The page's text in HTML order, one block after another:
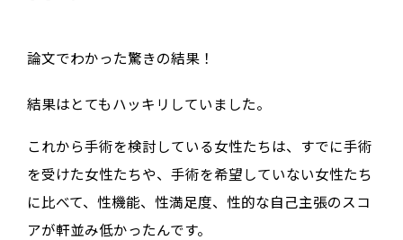
論文でわかった驚きの結果！
結果はとてもハッキリしていました。
これから手術を検討している女性たちは、すでに手術
を受けた女性たちや、手術を希望していない女性たち
に比べて、性機能、性満足度、性的な自己主張のスコ
アが軒並み低かったんです。